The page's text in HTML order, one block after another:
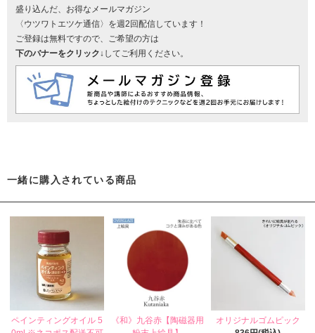
盛り込んだ、お得なメールマガジン
〈ウツワトエツケ通信〉を週2回配信しています！
ご登録は無料ですので、ご希望の方は
下のバナーをクリック↓ してご利用ください。
一緒に購入されている商品
ペインティングオイル 5
《和》九谷赤【陶磁器用
オリジナルゴムピック